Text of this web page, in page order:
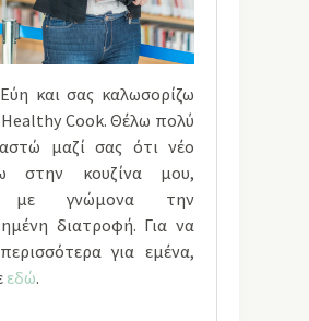
και σας καλωσορίζω
Cook. Θέλω πολύ
μαζί σας ότι νέο
στην κουζίνα μου,
με γνώμονα την
διατροφή. Για να
για εμένα,
εδώ.